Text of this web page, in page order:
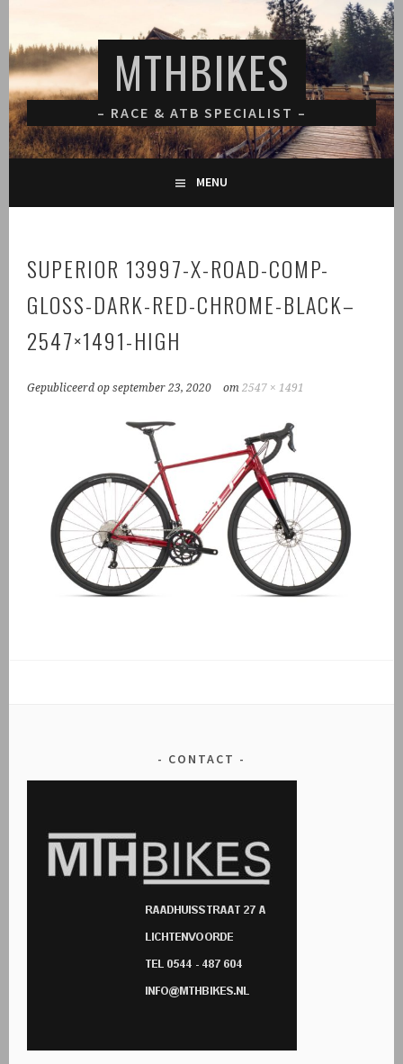
inhoud
MTHBIKES
– RACE & ATB SPECIALIST –
MENU
SUPERIOR 13997-X-ROAD-COMP-
GLOSS-DARK-RED-CHROME-BLACK–
2547×1491-HIGH
Gepubliceerd opseptember 23, 2020 om2547 × 1491
CONTACT